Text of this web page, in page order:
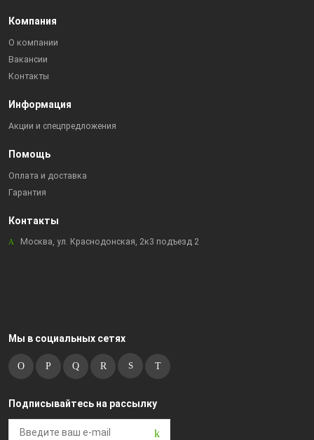
Компания
О компании
Вакансии
Контакты
Информация
Акции и спецпредложения
Помощь
Оплата и доставка
Гарантия
Контакты
Москва, ул. Краснодонская, 2к3 подъезд 2
Мы в социальных сетях
Подписывайтесь на рассылку